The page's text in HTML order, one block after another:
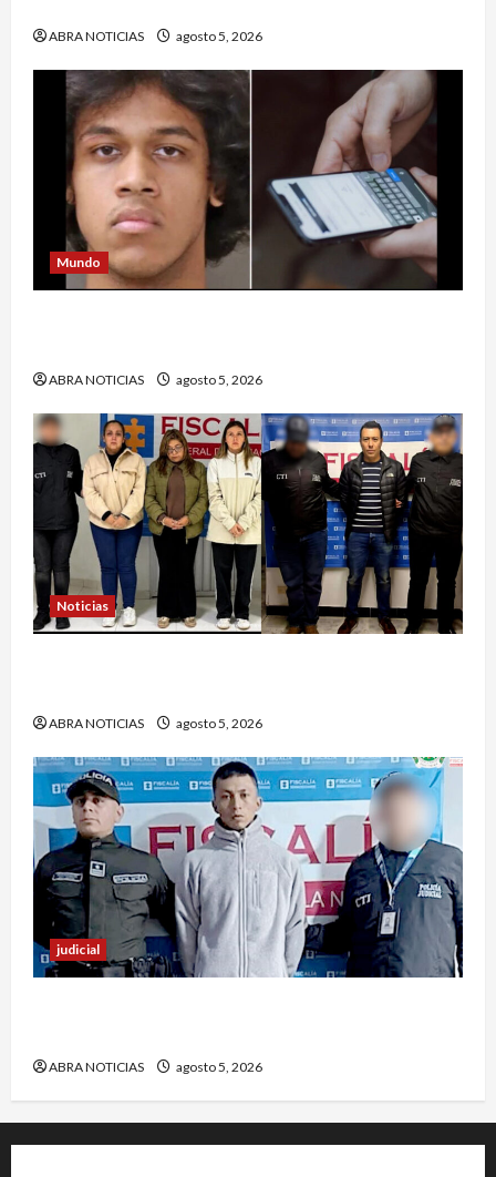
ABRA NOTICIAS agosto 5, 2026
Mundo
ABRA NOTICIAS agosto 5, 2026
Noticias
ABRA NOTICIAS agosto 5, 2026
judicial
ABRA NOTICIAS agosto 5, 2026